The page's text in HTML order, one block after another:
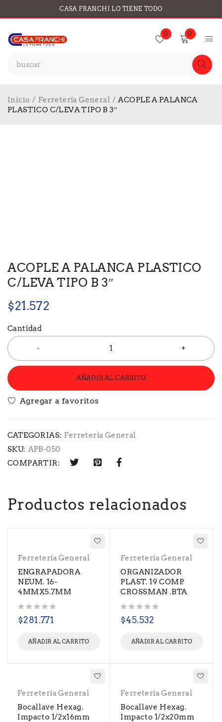
CASA FRANCHI LO TIENE TODO
0 0
Inicio / Ferretería General / ACOPLE A PALANCA
PLASTICO C/LEVA TIPO B 3″
ACOPLE A PALANCA PLASTICO
C/LEVA TIPO B 3″
$21.572
Cantidad
AÑADIR AL CARRITO
CATEGORIAS: Ferretería General
SKU: APB-050
COMPARTIR:
Productos relacionados
Ferretería General
ENGRAPADORA
NEUM. 16-
4MMX5.7MM
$281.771
AÑADIR AL CARRITO
Ferretería General
ORGANIZADOR
PLAST. 19 COMP.
CROSSMAN .BTA
$45.532
AÑADIR AL CARRITO
Ferretería General
Bocallave Hexag.
Impacto 1/2x16mm
Ferretería General
Bocallave Hexag.
Impacto 1/2x20mm